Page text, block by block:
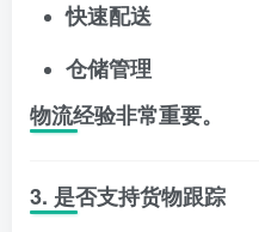
快速配送
仓储管理
物流经验非常重要。
3. 是否支持货物跟踪